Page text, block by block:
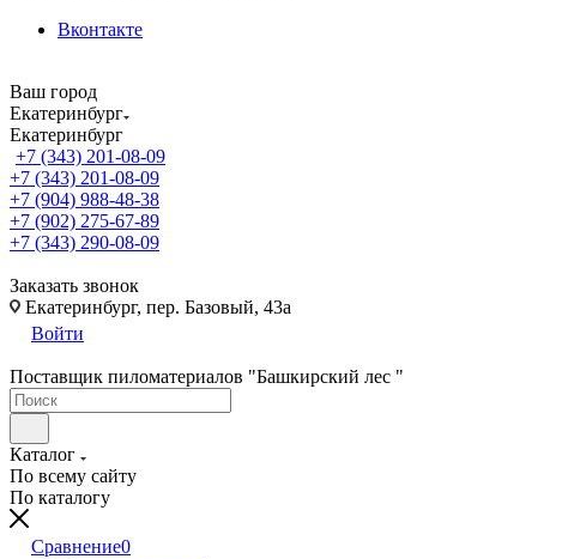
Вконтакте
Ваш город
Екатеринбург
Екатеринбург
+7 (343) 201-08-09
+7 (343) 201-08-09
+7 (904) 988-48-38
+7 (902) 275-67-89
+7 (343) 290-08-09
Заказать звонок
Екатеринбург, пер. Базовый, 43а
Войти
Поставщик пиломатериалов "Башкирский лес "
Каталог
По всему сайту
По каталогу
Сравнение0